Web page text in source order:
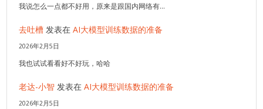
我说怎么一点都不好用，原来是跟国内网络有…
去吐槽 发表在AI大模型训练数据的准备
2026年2月5日
我也试试看看好不好玩，哈哈
老达-小智 发表在AI大模型训练数据的准备
2026年2月5日